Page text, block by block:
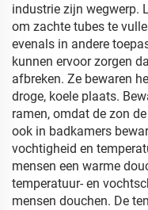
industrie zijn wegwerp.
om zachte tubes te
evenals in andere
kunnen ervoor zorgen
afbreken. Ze bewaren
droge, koele plaats.
ramen, omdat de zon
ook in badkamers
vochtigheid en
mensen een warme
temperatuur- en
mensen douchen. De